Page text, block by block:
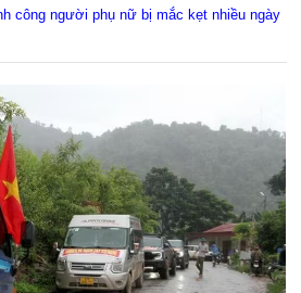
công người phụ nữ bị mắc kẹt nhiều ngày